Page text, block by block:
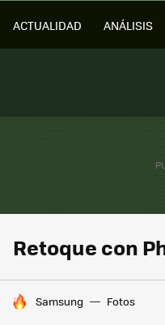
ACTUALIDAD ANÁLISIS
Retoque con
HOY SE HABLA DE
Samsung Fotos